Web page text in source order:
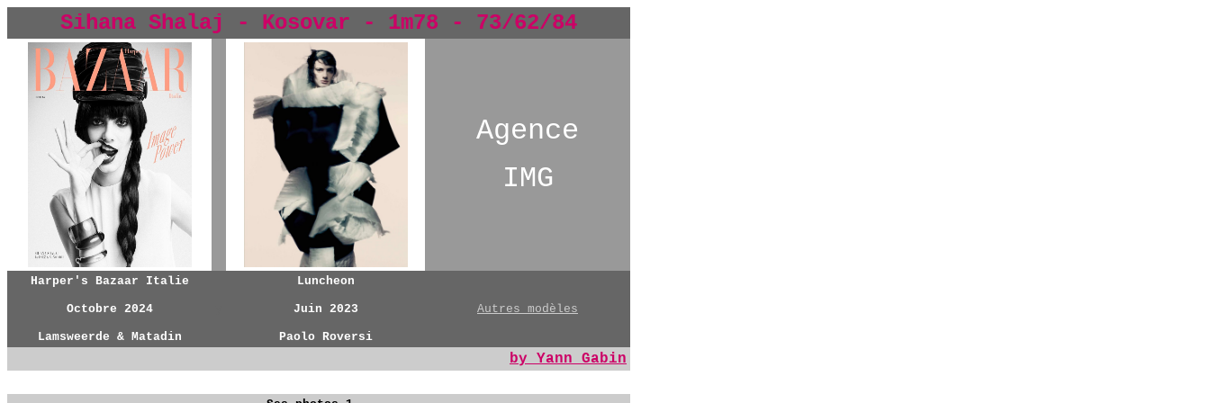
Sihana Shalaj - Kosovar - 1m78 - 73/62/84
Agence
IMG
Harper's Bazaar Italie
Octobre 2024
Lamsweerde & Matadin
Luncheon
Juin 2023
Paolo Roversi
Autres modèles
by Yann Gabin